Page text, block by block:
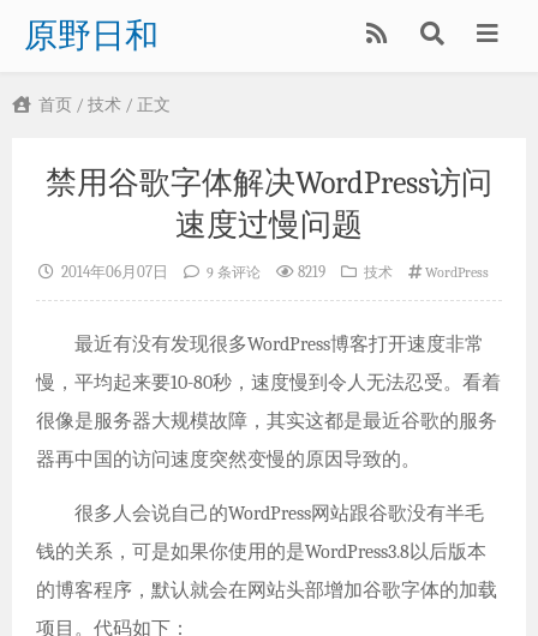
原野日和
首页 / 技术 / 正文
禁用谷歌字体解决WordPress访问
速度过慢问题
2014年06月07日 9 条评论 8219 技术 WordPress
最近有没有发现很多WordPress博客打开速度非常
慢，平均起来要10-80秒，速度慢到令人无法忍受。看着
很像是服务器大规模故障，其实这都是最近谷歌的服务
器再中国的访问速度突然变慢的原因导致的。
很多人会说自己的WordPress网站跟谷歌没有半毛
钱的关系，可是如果你使用的是WordPress3.8以后版本
的博客程序，默认就会在网站头部增加谷歌字体的加载
项目。代码如下：